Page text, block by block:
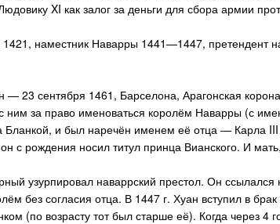
XI как залог за деньги для сбора армии
наместник Наварры 1441—1447, претендент
23 сентября 1461, Барселона, Арагонская
ним за право именоваться королём Наварры (с
и был наречён именем её отца — Карла III
с рождения носил титул принца Вианского. И
узурпировал наваррский престол. Он
без согласия отца. В 1447 г. Хуан вступил в брак
(по возрасту тот был старше её). Когда через 4